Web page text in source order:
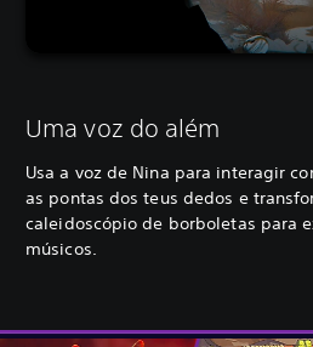
Uma voz do além
Usa a voz de Nina para interagir
as pontas dos teus dedos e
caleidoscópio de borboletas para
músicos.